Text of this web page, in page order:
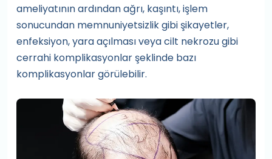
ameliyatının ardından ağrı, kaşıntı, işlem
sonucundan memnuniyetsizlik gibi şikayetler,
enfeksiyon, yara açılması veya cilt nekrozu gibi
cerrahi komplikasyonlar şeklinde bazı
komplikasyonlar görülebilir.